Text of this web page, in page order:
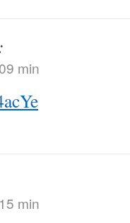
min
min